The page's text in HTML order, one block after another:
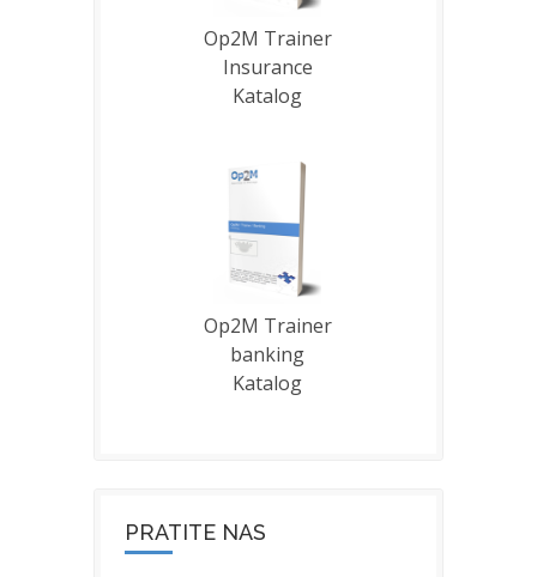
Op2M Trainer
Insurance
Katalog
Op2M Trainer
banking
Katalog
PRATITE NAS